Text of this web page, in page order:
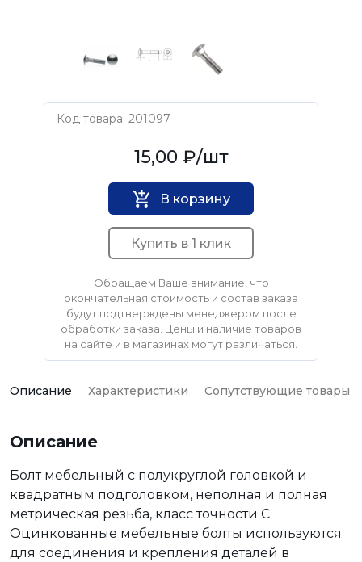
Код товара: 201097
Нет бренда15,00 ₽/шт
В корзину
Купить в 1 клик
Обращаем Ваше внимание, что
окончательная стоимость и состав заказа
будут подтверждены менеджером после
обработки заказа. Цены и наличие товаров
на сайте и в магазинах могут различаться.
Описание Характеристики Сопутствующие товары
Описание
Болт мебельный с полукруглой головкой и
квадратным подголовком, неполная и полная
метрическая резьба, класс точности С.
Оцинкованные мебельные болты используются
для соединения и крепления деталей в